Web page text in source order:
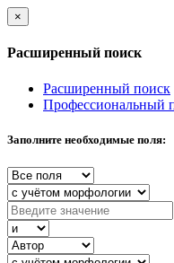
×
Расширенный поиск
Расширенный поиск
Профессиональный
Заполните необходимые поля: